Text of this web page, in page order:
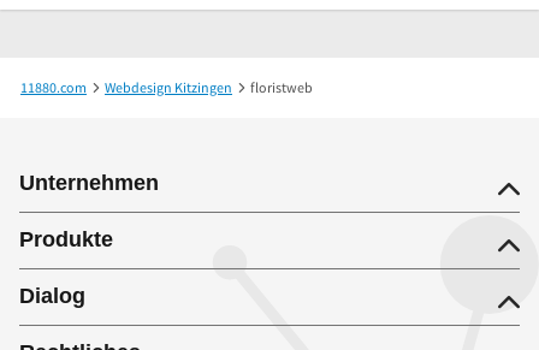
11880.com Webdesign Kitzingen floristweb
Unternehmen
Produkte
Dialog